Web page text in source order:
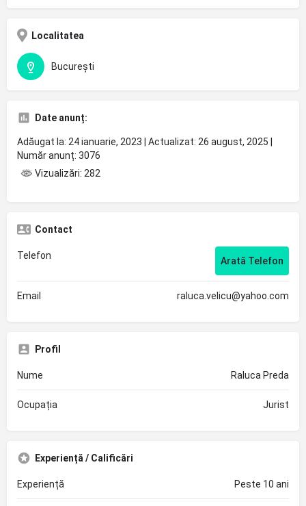
Localitatea
București
Date anunț:
Adăugat la: 24 ianuarie, 2023 | Actualizat: 26 august, 2025 |
Număr anunț: 3076
Vizualizări: 282
Contact
Telefon Arată Telefon
Email raluca.velicu@yahoo.com
Profil
Nume Raluca Preda
Ocupația Jurist
Experiență / Calificări
Experiență Peste 10 ani